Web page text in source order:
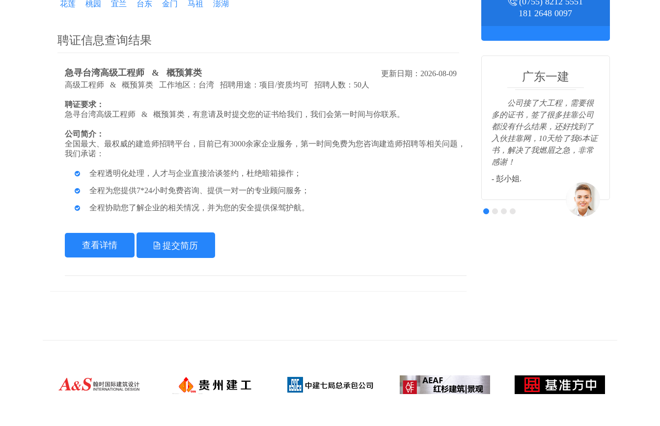
花莲
桃园 宜兰 台东 金门 马祖 澎湖
聘证信息查询结果
急寻台湾高级工程师 & 概预算类
更新日期：2026-08-09
高级工程师 & 概预算类 工作地区：台湾 招聘用途：项目/资质均可 招聘人数：50人
聘证要求：
急寻台湾高级工程师 & 概预算类，有意请及时提交您的证书给我们，我们会第一时间与你联系。
公司简介：
全国最大、最权威的建造师招聘平台，目前已有3000余家企业服务，第一时间免费为您咨询建造师招聘等相关问题，
我们承诺：
全程透明化处理，人才与企业直接洽谈签约，杜绝暗箱操作；
全程为您提供7*24小时免费咨询、提供一对一的专业顾问服务；
全程协助您了解企业的相关情况，并为您的安全提供保驾护航。
查看详情 提交简历
181 2648 0097
广东一建
公司接了大工程，需要很
多的证书，签了很多挂靠公司
都没有什么结果，还好找到了
入伙挂靠网，10天给了我6本证
书，解决了我燃眉之急，非常
感谢！
- 彭小姐.